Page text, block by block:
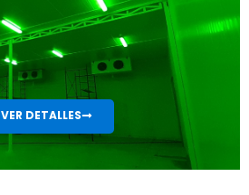
VER DETALLES